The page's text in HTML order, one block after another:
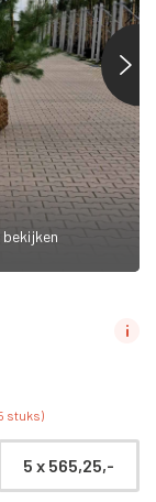
stuks)
5 x 565,25,-